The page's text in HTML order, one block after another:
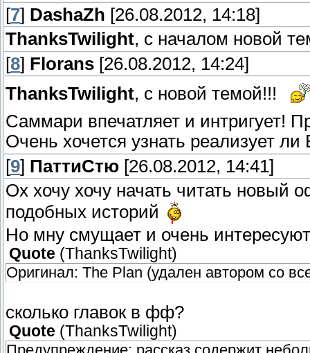
[7] DashaZh [26.08.2012, 14:18]
ThanksTwilight, с началом новой
[8] Florans [26.08.2012, 14:24]
ThanksTwilight, с новой темой!!!
Саммари впечатляет и интригует!
Очень хочется узнать реализует
[9] ПаттиСтю [26.08.2012, 14:41]
Ох хочу хочу начать читать новый
подобных историй
Но мну смущает и очень
Quote (ThanksTwilight)
Оригинал: The Plan (удален автором со
сколько главок в фф?
Quote (ThanksTwilight)